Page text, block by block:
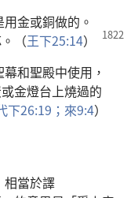
用金或銅做的 。
。（王下25:14）
幕和聖殿中使用 ，
或金燈台 上燒過的
下26:19； 來9:4）
相當於譯